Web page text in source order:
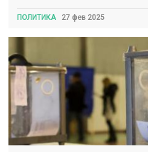
ПОЛИТИКА 27 фев 2025